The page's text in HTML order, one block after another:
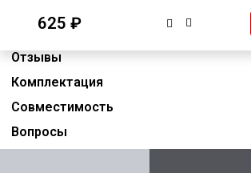
625 ₽
Характеристики
Отзывы
Комплектация
Совместимость
Вопросы